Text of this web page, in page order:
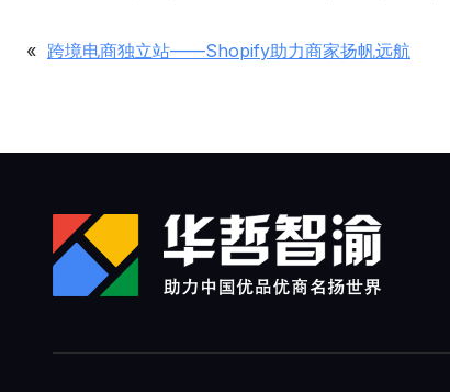
« 跨境电商独立站——Shopify助力商家扬帆远航